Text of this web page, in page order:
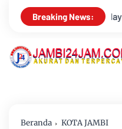
Breaking News:
Juara 2 Drs Sabar
Beranda KOTA JAMBI